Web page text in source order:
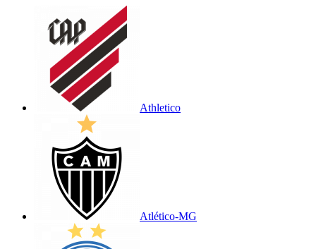
Athletico
Atlético-MG